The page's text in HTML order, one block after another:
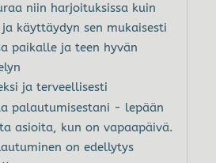
niin harjoituksissa kuin
käyttäydyn sen mukaisesti
paikalle ja teen hyvän
ja terveellisesti
palautumisestani - lepään
asioita, kun on vapaapäivä.
on edellytys